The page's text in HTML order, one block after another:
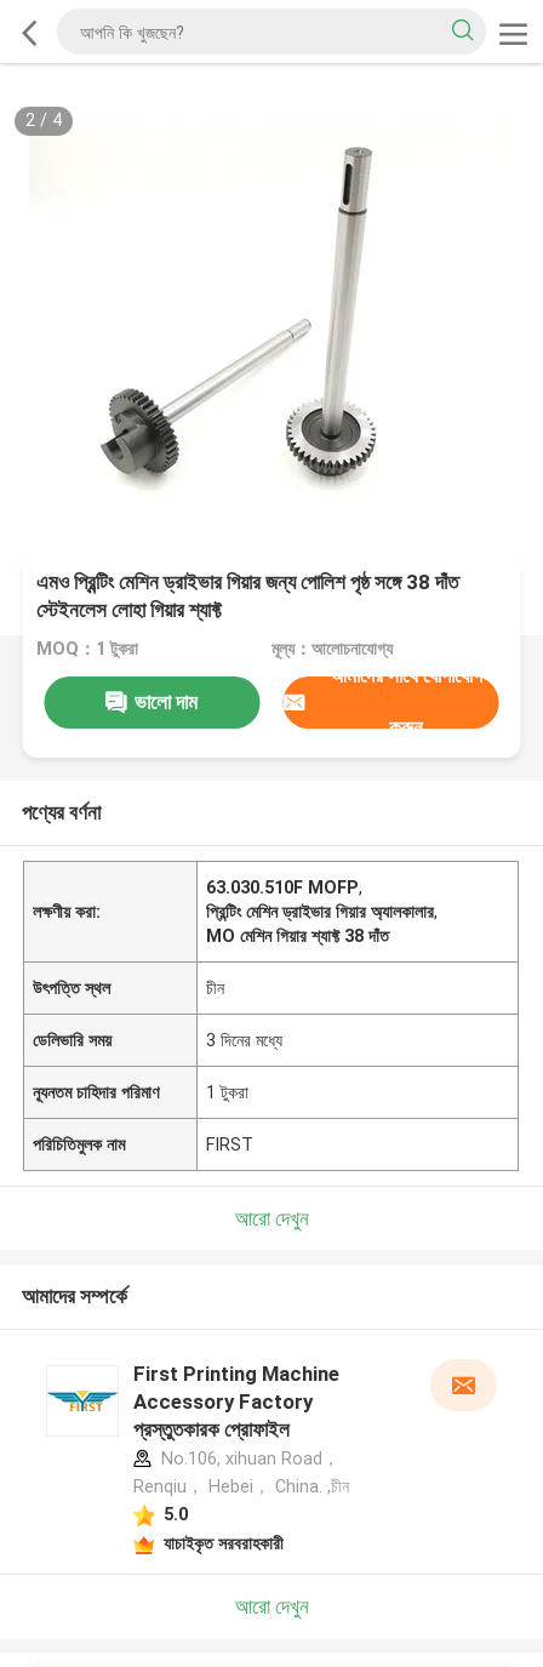
2/ 4
এমও প্রিন্টিং মেশিন ড্রাইভার গিয়ার জন্য পোলিশ পৃষ্ঠ সঙ্গে 38 দাঁত
স্টেইনলেস লোহা গিয়ার শ্যাফ্ট
MOQ：1 টুকরা মূল্য：আলোচনাযোগ্য
ভালো দাম
আমাদের সাথে যোগাযোগ
করুন
পণ্যের বর্ণনা
লক্ষণীয় করা:
63.030.510F MOFP,
প্রিন্টিং মেশিন ড্রাইভার গিয়ার অ্যালকালার,
MO মেশিন গিয়ার শ্যাফ্ট 38 দাঁত
উৎপত্তি স্থল চীন
ডেলিভারি সময় 3 দিনের মধ্যে
ন্যূনতম চাহিদার পরিমাণ 1 টুকরা
পরিচিতিমুলক নাম FIRST
আরো দেখুন
আমাদের সম্পর্কে
First Printing Machine
Accessory Factory
প্রস্তুতকারক প্রোফাইল
No.106, xihuan Road，
Renqiu， Hebei， China. ,চীন
5.0
যাচাইকৃত সরবরাহকারী
আরো দেখুন